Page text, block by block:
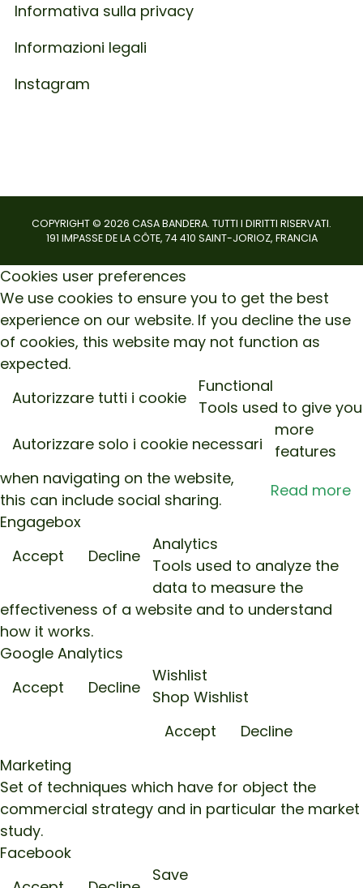
Informativa sulla privacy
Informazioni legali
Instagram
COPYRIGHT © 2026 CASA BANDERA. TUTTI I DIRITTI RISERVATI.
191 IMPASSE DE LA CÔTE, 74 410 SAINT-JORIOZ, FRANCIA
Cookies user preferences
We use cookies to ensure you to get the best
experience on our website. If you decline the use
of cookies, this website may not function as
expected.
Autorizzare tutti i cookie
Autorizzare solo i cookie necessari
Read more
Functional
Tools used to give you
more
features
when navigating on the website,
this can include social sharing.
Engagebox
Accept
Decline
Analytics
Tools used to analyze the
data to measure the
effectiveness of a website and to understand
how it works.
Google Analytics
Accept
Decline
Wishlist
Shop Wishlist
Accept
Decline
Marketing
Set of techniques which have for object the
commercial strategy and in particular the market
study.
Facebook
Save